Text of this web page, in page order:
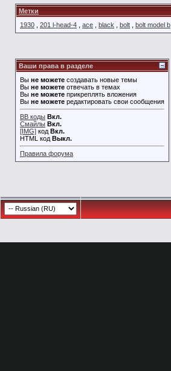
Метки
1930
201 l-head-4 ace black bolt bolt model b
Ваши права в разделе
Вы не можете создавать новые темы
Вы не можете отвечать в темах
Вы не можете прикреплять вложения
Вы не можете редактировать свои сообщения
BB коды Вкл.
Смайлы Вкл.
[IMG] код Вкл.
HTML код Выкл.
Правила форума